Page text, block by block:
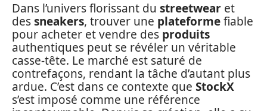
Dans l’univers florissant du streetwear et
dessneakers, trouver une plateformefiable
pour acheter et vendre des produits
authentiques peut se révéler un véritable
casse-tête. Le marché est saturé de
contrefaçons, rendant la tâche d’autant plus
ardue. C’est dans ce contexte que StockX
s’est imposé comme une référence